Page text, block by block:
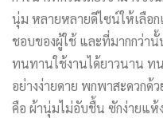
นุ่ม หลายหลายดีไซน์ให้เลือก
ชอบของผู้ใช้ และที่มากกว่า
ทนทานใช้งานได้ยาวนาน ท
อย่างง่ายดาย พกพาสะดวก
คือ ผ้านุ่มไม่อับชื้น ซักง่ายแห้